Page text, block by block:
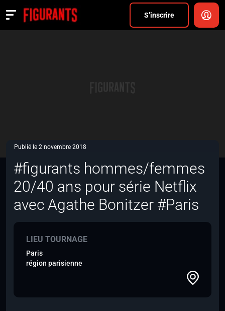
S’inscrire
Actualités
Publié le 2 novembre 2018
#figurants hommes/femmes
20/40 ans pour série Netflix
avec Agathe Bonitzer #Paris
LIEU TOURNAGE
Paris
région parisienne